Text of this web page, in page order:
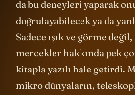
da bu deneyleri yaparak
doğrulayabilecek ya da
Sadece ışık ve görme
mercekler hakkında pek
kitapla yazılı hale getirdi.
mikro dünyaların,